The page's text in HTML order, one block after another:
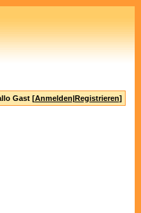
Gast [Anmelden|Registrieren]